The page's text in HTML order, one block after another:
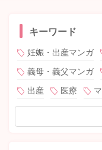
キーワード
妊娠・出産マンガ
義母・義父マンガ
出産
医療